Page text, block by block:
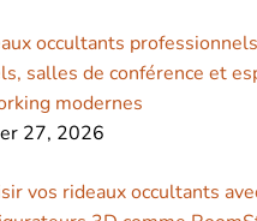
occultants
salles de conférence et
modernes
27, 2026
vos rideaux occultants